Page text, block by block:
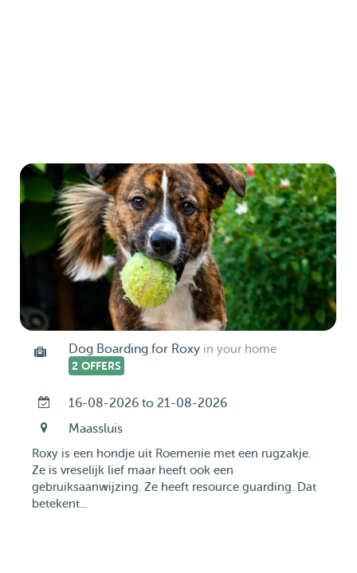
Dog Boarding for Roxy in your home
2 OFFERS
16-08-2026 to 21-08-2026
Maassluis
Roxy is een hondje uit Roemenie met een rugzakje.
Ze is vreselijk lief maar heeft ook een
gebruiksaanwijzing. Ze heeft resource guarding. Dat
betekent...